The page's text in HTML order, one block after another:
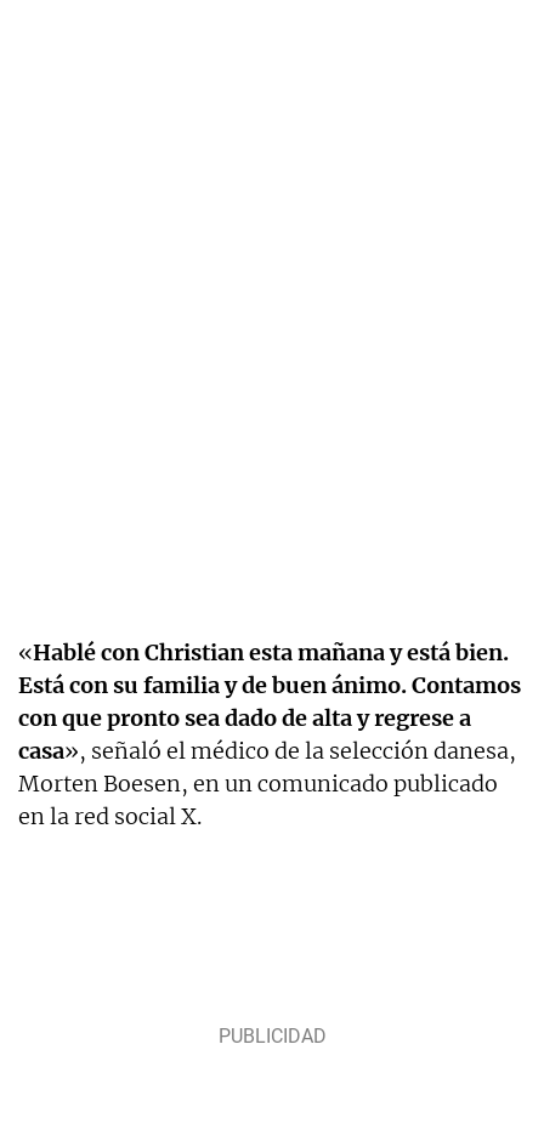
«Hablé con Christian esta mañana y está bien.
Está con su familia y de buen ánimo. Contamos
con que pronto sea dado de alta y regrese a
casa», señaló el médico de la selección danesa,
Morten Boesen, en un comunicado publicado
en la red social X.